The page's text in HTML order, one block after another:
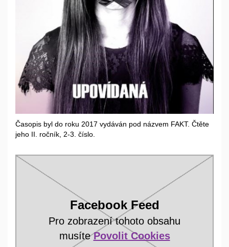
Časopis byl do roku 2017 vydáván pod názvem FAKT. Čtěte
jeho II. ročník, 2-3. číslo.
Facebook Feed
Pro zobrazení tohoto obsahu
musítePovolit Cookies